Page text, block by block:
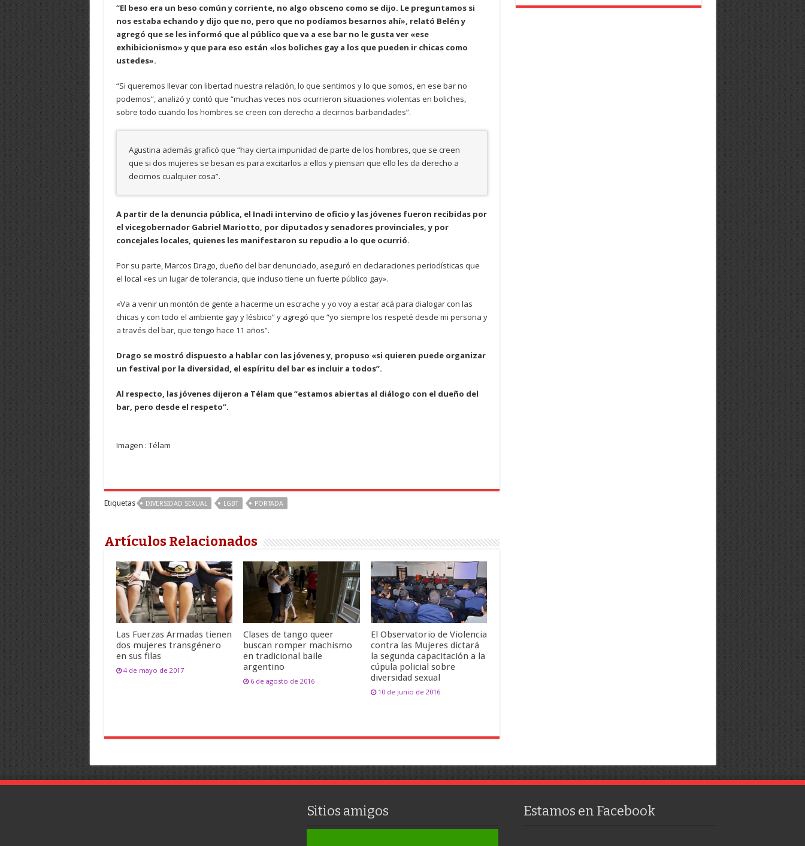
“El beso era un beso común y corriente, no algo obsceno como se dijo. Le preguntamos si
nos estaba echando y dijo que no, pero que no podíamos besarnos ahí», relató Belén y
agregó que se les informó que al público que va a ese bar no le gusta ver «ese
exhibicionismo» y que para eso están «los boliches gay a los que pueden ir chicas como
ustedes».
“Si queremos llevar con libertad nuestra relación, lo que sentimos y lo que somos, en ese bar no
podemos”, analizó y contó que “muchas veces nos ocurrieron situaciones violentas en boliches,
sobre todo cuando los hombres se creen con derecho a decirnos barbaridades”.
Agustina además graficó que “hay cierta impunidad de parte de los hombres, que se creen
que si dos mujeres se besan es para excitarlos a ellos y piensan que ello les da derecho a
decirnos cualquier cosa”.
A partir de la denuncia pública, el Inadi intervino de oficio y las jóvenes fueron recibidas por
el vicegobernador Gabriel Mariotto, por diputados y senadores provinciales, y por
concejales locales, quienes les manifestaron su repudio a lo que ocurrió.
Por su parte, Marcos Drago, dueño del bar denunciado, aseguró en declaraciones periodísticas que
el local «es un lugar de tolerancia, que incluso tiene un fuerte público gay».
«Va a venir un montón de gente a hacerme un escrache y yo voy a estar acá para dialogar con las
chicas y con todo el ambiente gay y lésbico” y agregó que “yo siempre los respeté desde mi persona y
a través del bar, que tengo hace 11 años”.
Drago se mostró dispuesto a hablar con las jóvenes y, propuso «si quieren puede organizar
un festival por la diversidad, el espíritu del bar es incluir a todos”.
Al respecto, las jóvenes dijeron a Télam que “estamos abiertas al diálogo con el dueño del
bar, pero desde el respeto”.
Imagen : Télam
Etiquetas DIVERSIDAD SEXUAL LGBT PORTADA
Artículos Relacionados
Las Fuerzas Armadas tienen
dos mujeres transgénero
en sus filas
4 de mayo de 2017
Clases de tango queer
buscan romper machismo
en tradicional baile
argentino
6 de agosto de 2016
El Observatorio de Violencia
contra las Mujeres dictará
la segunda capacitación a la
cúpula policial sobre
diversidad sexual
10 de junio de 2016
Sitios amigos Estamos en Facebook